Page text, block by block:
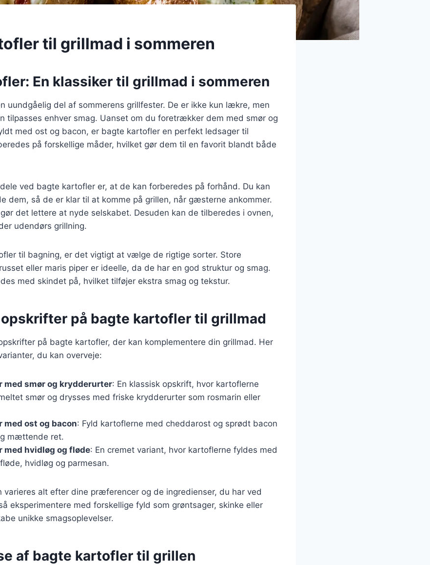
til grillmad i sommeren
En klassiker til grillmad i sommeren
uundgåelig del af sommerens grillfester. De er ikke kun lækre, men
tilpasses enhver smag. Uanset om du foretrækker dem med smør og
med ost og bacon, er bagte kartofler en perfekt ledsager til
på forskellige måder, hvilket gør dem til en favorit blandt både
ved bagte kartofler er, at de kan forberedes på forhånd. Du kan
dem, så de er klar til at komme på grillen, når gæsterne ankommer.
det lettere at nyde selskabet. Desuden kan de tilberedes i ovnen,
udendørs grillning.
til bagning, er det vigtigt at vælge de rigtige sorter. Store
eller maris piper er ideelle, da de har en god struktur og smag.
med skindet på, hvilket tilføjer ekstra smag og tekstur.
på bagte kartofler til grillmad
på bagte kartofler, der kan komplementere din grillmad. Her
du kan overveje:
med smør og krydderurter: En klassisk opskrift, hvor kartoflerne
smør og drysses med friske krydderurter som rosmarin eller
med ost og bacon: Fyld kartoflerne med cheddarost og sprødt bacon
mættende ret.
med hvidløg og fløde: En cremet variant, hvor kartoflerne fyldes med
hvidløg og parmesan.
varieres alt efter dine præferencer og de ingredienser, du har ved
eksperimentere med forskellige fyld som grøntsager, skinke eller
unikke smagsoplevelser.
af bagte kartofler til grillen